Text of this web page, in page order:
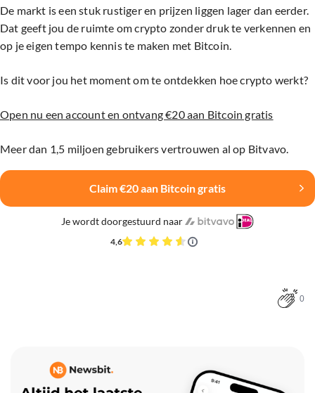
De markt is een stuk rustiger en prijzen liggen lager dan eerder.
Dat geeft jou de ruimte om crypto zonder druk te verkennen en
op je eigen tempo kennis te maken met Bitcoin.
Is dit voor jou het moment om te ontdekken hoe crypto werkt?
Open nu een account en ontvang €20 aan Bitcoin gratis
Meer dan 1,5 miljoen gebruikers vertrouwen al op Bitvavo.
Claim €20 aan Bitcoin gratis
Je wordt doorgestuurd naar
4,6
0